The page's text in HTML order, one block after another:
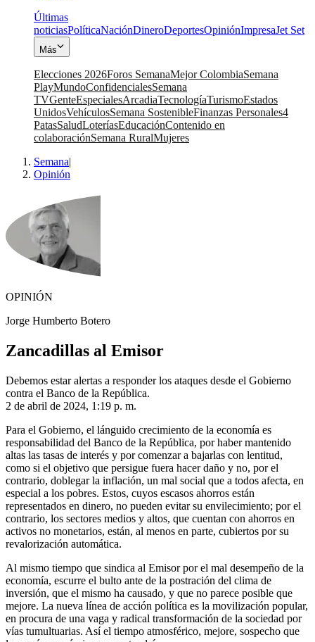
Últimas
noticiasPolíticaNaciónDineroDeportesOpiniónImpresaJet Set
Más
Elecciones 2026Foros SemanaMejor ColombiaSemana
PlayMundoConfidencialesSemana
TVGenteEspecialesArcadiaTecnologíaTurismoEstados
UnidosVehículosSemana SostenibleFinanzas Personales4
PatasSaludLoteríasEducaciónContenido en
colaboraciónSemana RuralMujeres
Semana|
Opinión
OPINIÓN
Jorge Humberto Botero
Zancadillas al Emisor
Debemos estar alertas a responder los ataques desde el Gobierno
contra el Banco de la República.
2 de abril de 2024, 1:19 p. m.
Para el Gobierno, el lánguido crecimiento de la economía es
responsabilidad del Banco de la República, por haber mantenido
altas las tasas de interés y por comenzar a bajarlas con lentitud,
como si el objetivo que persigue fuera hacer daño y no, por el
contrario, doblegar la inflación, un mal social que a todos afecta, en
especial a los pobres. Estos, cuyos escasos ahorros están
representados en dinero, no pueden evitar su envilecimiento; por el
contrario, los sectores medios y altos, que cuentan con ahorros en
activos no monetarios, están, al menos en parte, cubiertos por su
revalorización automática.
Al mismo tiempo que sindica al Emisor por el mal desempeño de la
economía, escurre el bulto ante de la postración del clima de
inversión, que el mismo ha causado, y que no parece posible que
mejore. La nueva línea de acción política es la movilización popular,
en procura de una vaga y radical transformación de la sociedad por
vías tumultuarias. Así el tiempo atmosférico, mejore, sospecho que